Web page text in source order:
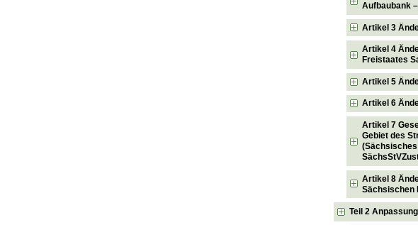
Aufbaubank
Artikel 3
Artikel 4
Freistaates
Artikel 5
Artikel 6
Artikel 7
Gebiet des
Artikel 8
Sächsischen
Teil 2